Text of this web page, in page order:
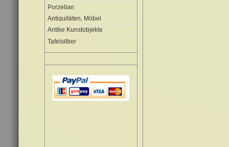
Porzellan
Antiquitäten, Möbel
Antike Kunstobjekte
Tafelsilber